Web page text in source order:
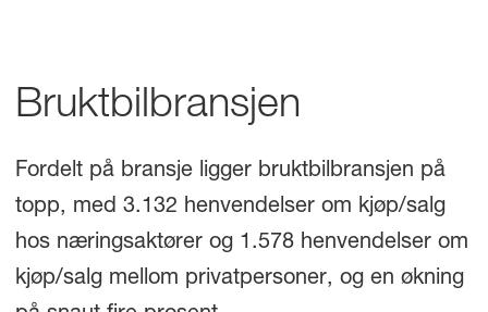
Bruktbilbransjen
Fordelt på bransje ligger bruktbilbransjen på
topp, med 3.132 henvendelser om kjøp/salg
hos næringsaktører og 1.578 henvendelser om
kjøp/salg mellom privatpersoner, og en økning